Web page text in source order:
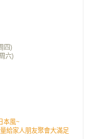
四)
六)
本風~
給家人朋友聚會大滿足